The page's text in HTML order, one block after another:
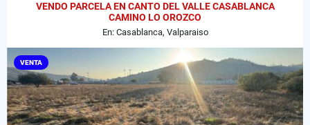
VENDO PARCELA EN CANTO DEL VALLE CASABLANCA
CAMINO LO OROZCO
En: Casablanca, Valparaiso
VENTA